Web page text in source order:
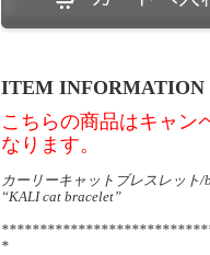
ITEM INFORMATION
こちらの商品はキャン
なります。
カーリーキャットブレスレット/
“KALI cat bracelet”
*